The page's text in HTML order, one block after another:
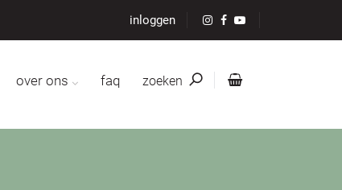
inloggen
over ons faq zoeken